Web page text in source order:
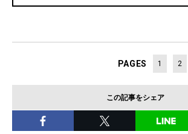
PAGES 1 2
この記事をシェア